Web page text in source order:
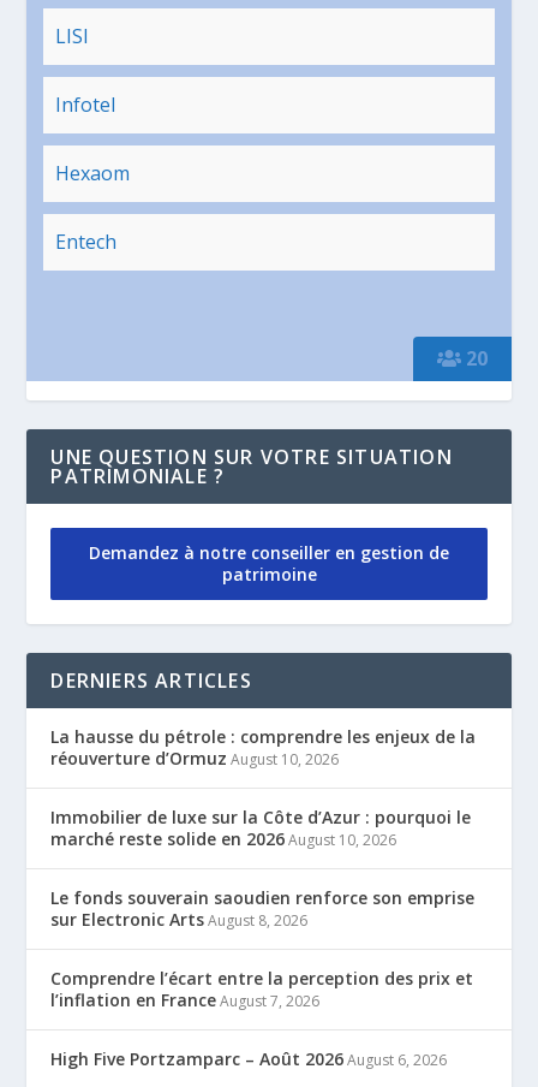
20
LISI
Infotel
Hexaom
Entech
UNE QUESTION SUR VOTRE SITUATION
PATRIMONIALE ?
Demandez à notre conseiller en gestion de
patrimoine
DERNIERS ARTICLES
La hausse du pétrole : comprendre les enjeux de la
réouverture d’Ormuz August 10, 2026
Immobilier de luxe sur la Côte d’Azur : pourquoi le
marché reste solide en 2026 August 10, 2026
Le fonds souverain saoudien renforce son emprise
sur Electronic Arts August 8, 2026
Comprendre l’écart entre la perception des prix et
l’inflation en France August 7, 2026
High Five Portzamparc – Août 2026 August 6, 2026